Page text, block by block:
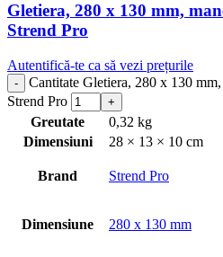
Gletiera, 280 x 130 mm,
Strend Pro
Autentifică-te ca să vezi prețurile
Cantitate Gletiera, 280 x 130
Strend Pro
Greutate
0,32 kg
Dimensiuni
28 × 13 × 10 cm
Brand Strend Pro
Dimensiune 280 x 130 mm